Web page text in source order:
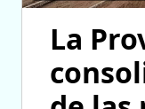
La